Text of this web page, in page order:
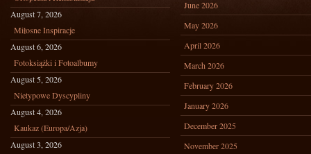
August 7, 2026
Miłosne Inspiracje
August 6, 2026
Fotoksiążki i Fotoalbumy
August 5, 2026
Nietypowe Dyscypliny
August 4, 2026
Kaukaz (Europa/Azja)
August 3, 2026
June 2026
May 2026
April 2026
March 2026
February 2026
January 2026
December 2025
November 2025